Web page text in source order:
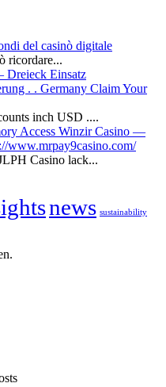
del casinò digitale
ricordare...
Dreieck Einsatz
. . Germany Claim Your
inch USD ....
Access Winzir Casino —
www.mrpay9casino.com/
Casino lack...
news sustainability